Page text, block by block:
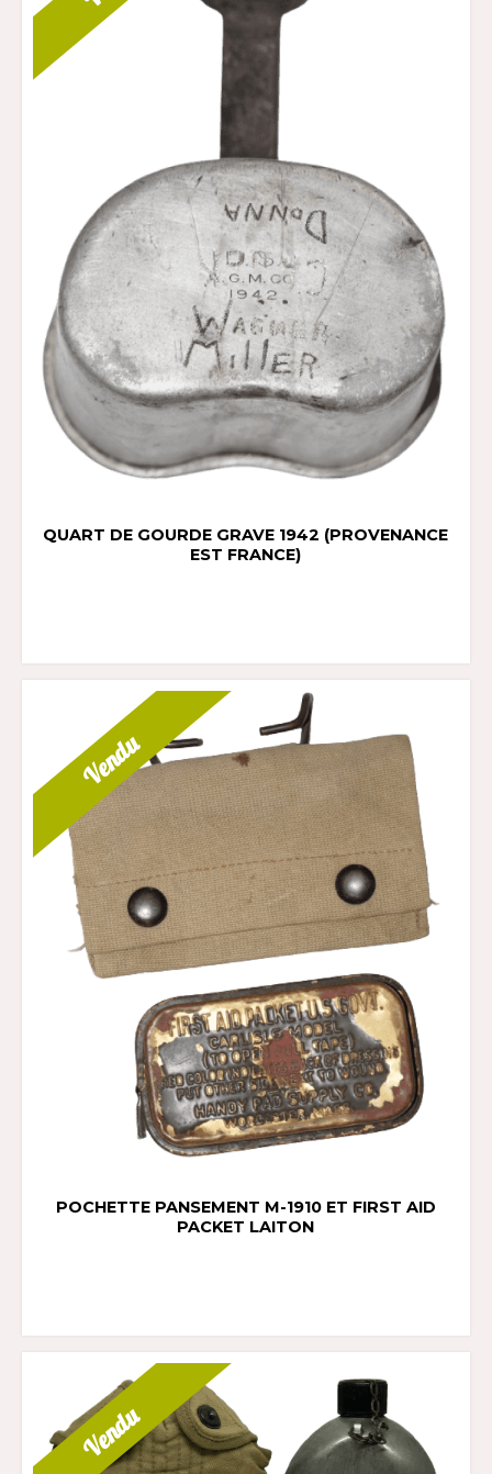
QUART DE GOURDE GRAVE 1942 (PROVENANCE
EST FRANCE)
Vendu
POCHETTE PANSEMENT M-1910 ET FIRST AID
PACKET LAITON
Vendu